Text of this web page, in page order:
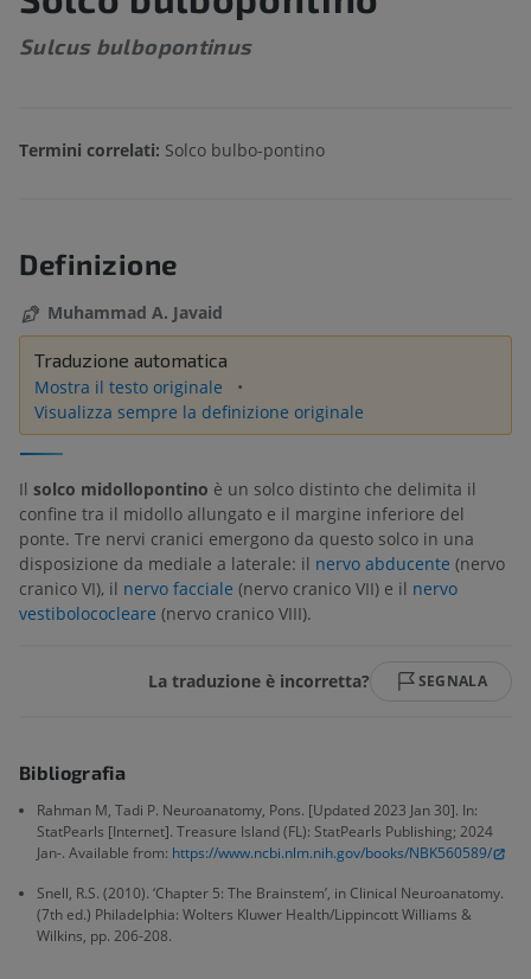
Sulcus bulbopontinus
Termini correlati: Solco bulbo-pontino
Definizione
Muhammad A. Javaid
Traduzione automatica
Mostra il testo originale
Visualizza sempre la definizione originale
Il solco midollopontino è un solco distinto che delimita il
confine tra il midollo allungato e il margine inferiore del
ponte. Tre nervi cranici emergono da questo solco in una
disposizione da mediale a laterale: il nervo abducente (nervo
cranico VI), il nervo facciale (nervo cranico VII) e il nervo
vestibolococleare (nervo cranico VIII).
La traduzione è incorretta? SEGNALA
Bibliografia
Rahman M, Tadi P. Neuroanatomy, Pons. [Updated 2023 Jan 30]. In:
StatPearls [Internet]. Treasure Island (FL): StatPearls Publishing; 2024
Jan-. Available from: https://www.ncbi.nlm.nih.gov/books/NBK560589/
Snell, R.S. (2010). ‘Chapter 5: The Brainstem’, in Clinical Neuroanatomy.
(7th ed.) Philadelphia: Wolters Kluwer Health/Lippincott Williams &
Wilkins, pp. 206-208.